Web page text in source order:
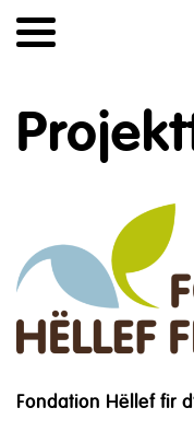
Fondation Hëllef fir